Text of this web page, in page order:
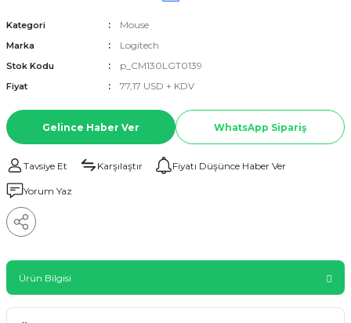
Kategori Mouse
Marka Logitech
Stok Kodu p_CM130LGT0139
Fiyat 77,17 USD + KDV
Gelince Haber Ver WhatsApp Sipariş
Tavsiye Et Karşılaştır Fiyatı Düşünce Haber Ver
Yorum Yaz
Ürün Bilgisi